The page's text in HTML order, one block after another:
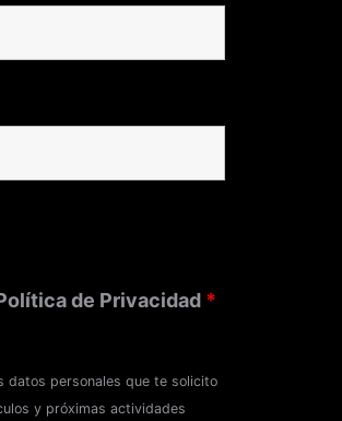
de Privacidad *
datos personales que te solicito
y próximas actividades